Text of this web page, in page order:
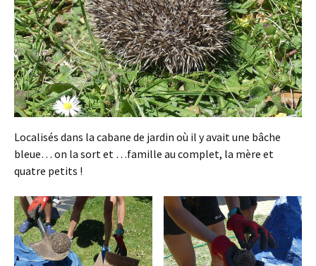
Localisés dans la cabane de jardin où il y avait une bâche
bleue… on la sort et …famille au complet, la mère et
quatre petits !